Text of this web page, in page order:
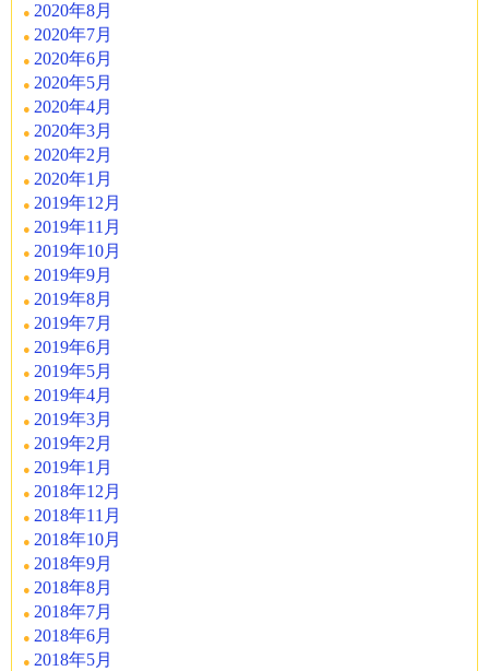
2020年8月
2020年7月
2020年6月
2020年5月
2020年4月
2020年3月
2020年2月
2020年1月
2019年12月
2019年11月
2019年10月
2019年9月
2019年8月
2019年7月
2019年6月
2019年5月
2019年4月
2019年3月
2019年2月
2019年1月
2018年12月
2018年11月
2018年10月
2018年9月
2018年8月
2018年7月
2018年6月
2018年5月